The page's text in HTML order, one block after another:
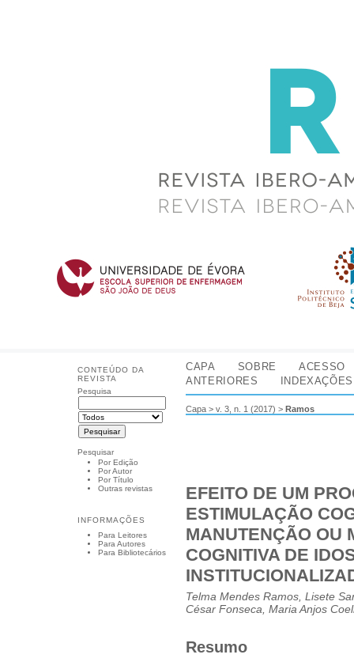
CONTEÚDO DA
REVISTA
Pesquisa
Pesquisar
Por Edição
Por Autor
Por Título
Outras revistas
INFORMAÇÕES
Para Leitores
Para Autores
Para Bibliotecários
CAPA SOBRE
ACESSO
ANTERIORES
INDEXAÇÕES
Capa >v. 3, n. 1 (2017) >Ramos
EFEITO DE UM
ESTIMULAÇÃO
MANUTENÇÃO OU
COGNITIVA DE
Telma Mendes Ramos, Lisete
César Fonseca, Maria Anjos
Resumo